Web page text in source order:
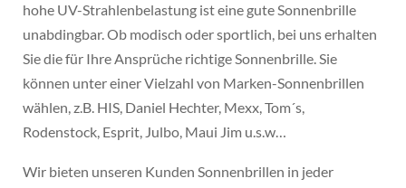
hohe UV-Strahlenbelastung ist eine gute Sonnenbrille
unabdingbar. Ob modisch oder sportlich, bei uns erhalten
Sie die für Ihre Ansprüche richtige Sonnenbrille. Sie
können unter einer Vielzahl von Marken-Sonnenbrillen
wählen, z.B. HIS, Daniel Hechter, Mexx, Tom´s,
Rodenstock, Esprit, Julbo, Maui Jim u.s.w…
Wir bieten unseren Kunden Sonnenbrillen in jeder